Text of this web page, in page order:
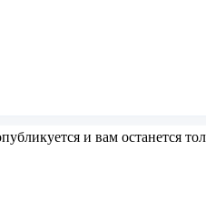
и вам останется